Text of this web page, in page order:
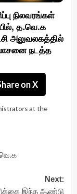
நிலவரங்கள்
த.வெ.க
அலுவலகத்தில்
நடத்த
on X
at the
Next:
இந்த ஆண்டு